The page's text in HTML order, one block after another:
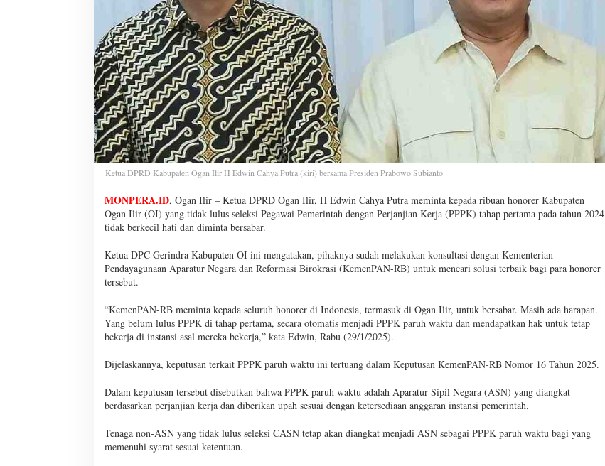
Ketua DPRD Kabupaten Ogan Ilir H Edwin Cahya Putra (kiri) bersama Presiden Prabowo Subianto
MONPERA.ID, Ogan Ilir – Ketua DPRD Ogan Ilir, H Edwin Cahya Putra meminta kepada ribuan honorer Kabupaten
Ogan Ilir (OI) yang tidak lulus seleksi Pegawai Pemerintah dengan Perjanjian Kerja (PPPK) tahap pertama pada tahun 2024
tidak berkecil hati dan diminta bersabar.
Ketua DPC Gerindra Kabupaten OI ini mengatakan, pihaknya sudah melakukan konsultasi dengan Kementerian
Pendayagunaan Aparatur Negara dan Reformasi Birokrasi (KemenPAN-RB) untuk mencari solusi terbaik bagi para honorer
tersebut.
“KemenPAN-RB meminta kepada seluruh honorer di Indonesia, termasuk di Ogan Ilir, untuk bersabar. Masih ada harapan.
Yang belum lulus PPPK di tahap pertama, secara otomatis menjadi PPPK paruh waktu dan mendapatkan hak untuk tetap
bekerja di instansi asal mereka bekerja,” kata Edwin, Rabu (29/1/2025).
Dijelaskannya, keputusan terkait PPPK paruh waktu ini tertuang dalam Keputusan KemenPAN-RB Nomor 16 Tahun 2025.
Dalam keputusan tersebut disebutkan bahwa PPPK paruh waktu adalah Aparatur Sipil Negara (ASN) yang diangkat
berdasarkan perjanjian kerja dan diberikan upah sesuai dengan ketersediaan anggaran instansi pemerintah.
Tenaga non-ASN yang tidak lulus seleksi CASN tetap akan diangkat menjadi ASN sebagai PPPK paruh waktu bagi yang
memenuhi syarat sesuai ketentuan.